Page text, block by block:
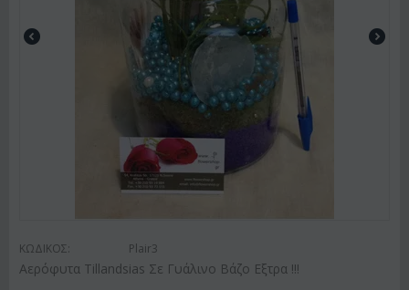
ΚΩΔΙΚΟΣ: Plair3
Αερόφυτα Tillandsias Σε Γυάλινο Βάζο Εξτρα !!!